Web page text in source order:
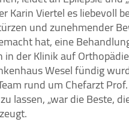
Karin Viertel es liebevoll
und zunehmender
hat, eine
in der Klinik auf
Wesel fündig
rund um Chefarzt
lassen, „war die Beste,